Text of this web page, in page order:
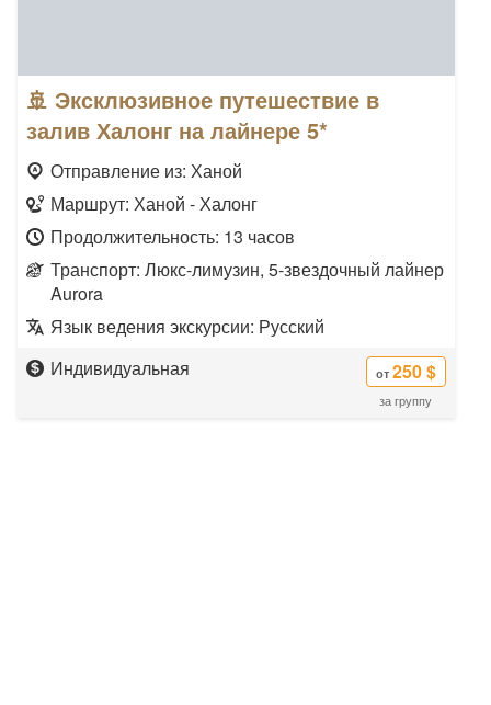
🚢 Эксклюзивное путешествие в
залив Халонг на лайнере 5*
Отправление из: Ханой
Маршрут: Ханой - Халонг
Продолжительность: 13 часов
Транспорт: Люкс-лимузин, 5-звездочный лайнер
Aurora
Язык ведения экскурсии: Русский
Индивидуальная
от 250 $
за группу